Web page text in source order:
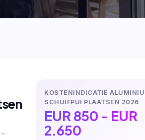
-
KOSTENINDICATIE
SCHUIFPUI PLAATSEN 2026
EUR 850 - EUR
2.650